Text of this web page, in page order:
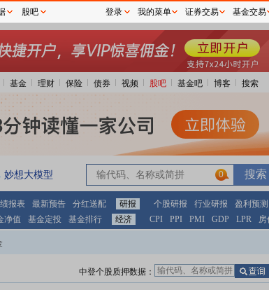
基金 理财 保险 债券 视频 股吧 基金吧 博客 搜索
妙想大模型 0
报表 最新预告 分红送配 研报 个股研报 行业研报
盈利预测
净值 基金定投 基金排行 经济 CPI PPI PMI GDP LPR 房
中登个股质押数据：
股吧 登录 我的菜单 证券交易 基金交易